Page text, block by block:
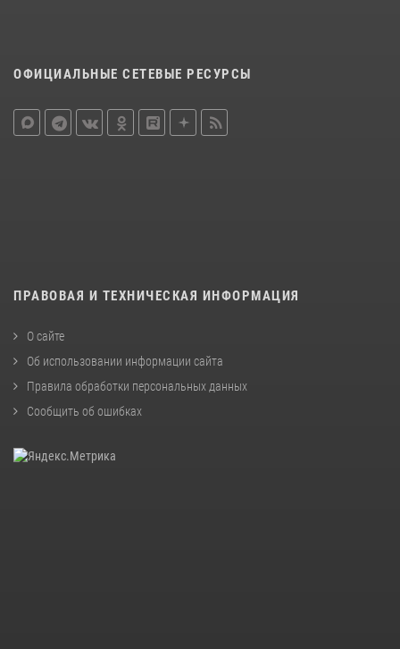
ОФИЦИАЛЬНЫЕ СЕТЕВЫЕ РЕСУРСЫ
ПРАВОВАЯ И ТЕХНИЧЕСКАЯ ИНФОРМАЦИЯ
О сайте
Об использовании информации сайта
Правила обработки персональных данных
Сообщить об ошибках